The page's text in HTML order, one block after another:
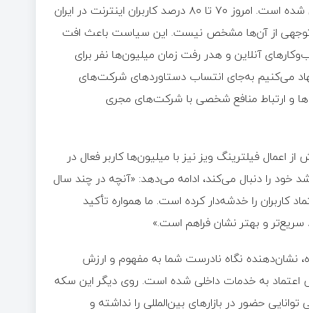
منجر به تحمیل هزینه‌های چند هزار میلیارد تومانی به کاربران ایرانی شده است. امروز ۷۰ تا ۸۰ درصد کاربران اینترنت در ایران
از آن‌ها مشخص نیست. این سیاست باعث افت
آنلاین و هدر رفت زمان میلیون‌ها نفر برای
می‌کنیم به‌جای انتساب دستاوردهای شرکت‌های
و ارتباط منافع شخصی با شرکت‌های مجری
فیلترینگ ویز نیز با میلیون‌ها کاربر فعال در
را دنبال می‌کند، ادامه می‌دهد:‌ «آنچه در چند سال
کاربران را خدشه‌دار کرده است. ما همواره تأکید
سریع‌تر و بهتر نشان فراهم است.»
نشان‌دهنده نگاه نادرست شما به مفهوم و ارزش
به خدمات داخلی شده‌ است. روی دیگر این سکه
حضور در بازارهای بین‌المللی را نداشته و